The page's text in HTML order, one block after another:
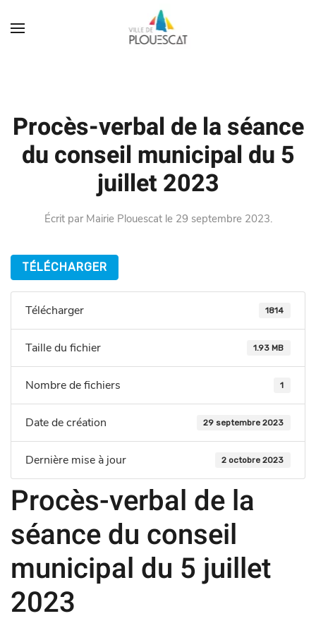
Procès-verbal de la séance
du conseil municipal du 5
juillet 2023
Écrit par Mairie Plouescatle 29 septembre 2023.
TÉLÉCHARGER
Télécharger 1814
Taille du fichier 1.93 MB
Nombre de fichiers 1
Date de création 29 septembre 2023
Dernière mise à jour 2 octobre 2023
Procès-verbal de la
séance du conseil
municipal du 5 juillet
2023